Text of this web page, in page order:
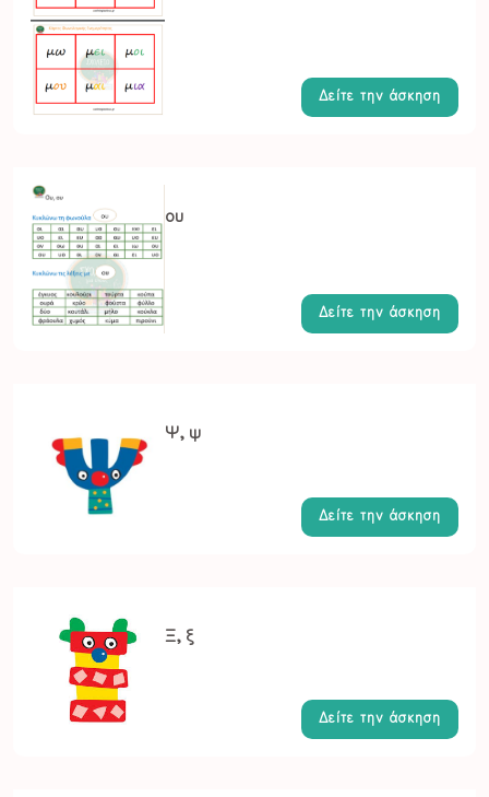
Δείτε την άσκηση
ου
Δείτε την άσκηση
Ψ, ψ
Δείτε την άσκηση
Ξ, ξ
Δείτε την άσκηση